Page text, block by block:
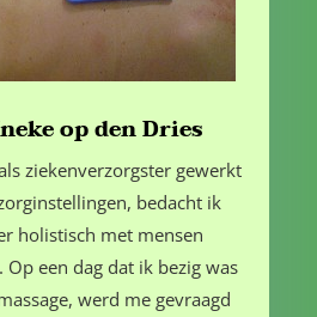
op den Dries
ziekenverzorgster gewerkt
bedacht ik
holistisch met mensen
een dag dat ik bezig was
werd me gevraagd